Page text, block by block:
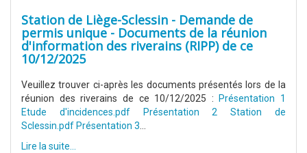
Station de Liège-Sclessin - Demande de
permis unique - Documents de la réunion
d'information des riverains (RIPP) de ce
10/12/2025
Veuillez trouver ci-après les documents présentés lors de la
réunion des riverains de ce 10/12/2025 :
Présentation 1
Etude d'incidences.pdf
Présentation 2 Station de
Sclessin.pdf Présentation 3...
Lire la suite...